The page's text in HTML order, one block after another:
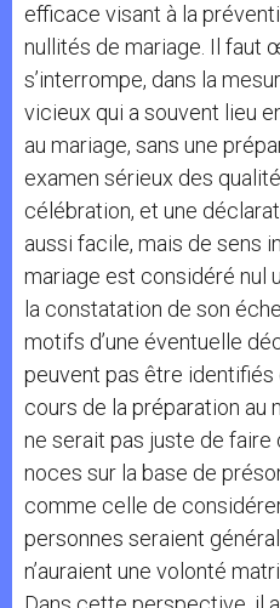
efficace visant à la
nullités de mariage. Il faut
s’interrompe, dans la
vicieux qui a souvent lieu
au mariage, sans une
examen sérieux des
célébration, et une
aussi facile, mais de sens
mariage est considéré nul
la constatation de son
motifs d’une éventuelle
peuvent pas être identifiés
cours de la préparation au
ne serait pas juste de faire
noces sur la base de
comme celle de
personnes seraient
n’auraient une volonté